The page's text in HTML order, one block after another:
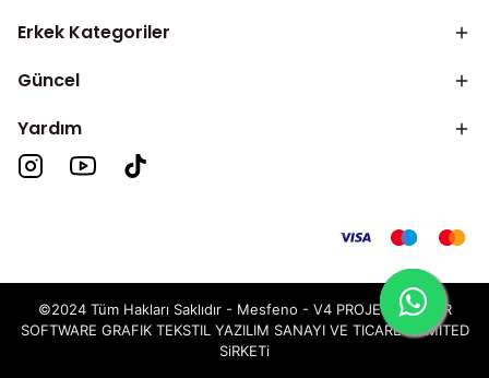
Erkek Kategoriler
Güncel
Yardım
©2024 Tüm Hakları Saklıdır - Mesfeno - V4 PROJECT TAILOR
SOFTWARE GRAFIK TEKSTIL YAZILIM SANAYI VE TICARET LIMITED
SiRKETi